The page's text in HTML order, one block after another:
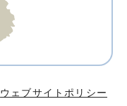
ウェブサイトポリシー